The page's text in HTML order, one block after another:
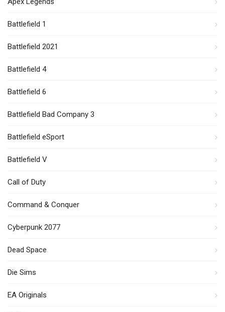
Battlefield 1
Battlefield 2021
Battlefield 4
Battlefield 6
Battlefield Bad Company 3
Battlefield eSport
Battlefield V
Call of Duty
Command & Conquer
Cyberpunk 2077
Dead Space
Die Sims
EA Originals